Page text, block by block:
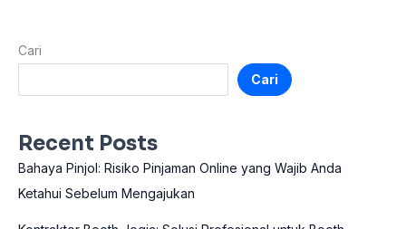
Cari
Cari
Recent Posts
Bahaya Pinjol: Risiko Pinjaman Online yang Wajib Anda
Ketahui Sebelum Mengajukan